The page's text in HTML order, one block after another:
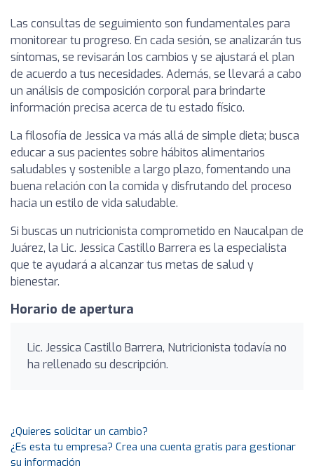
Las consultas de seguimiento son fundamentales para
monitorear tu progreso. En cada sesión, se analizarán tus
síntomas, se revisarán los cambios y se ajustará el plan
de acuerdo a tus necesidades. Además, se llevará a cabo
un análisis de composición corporal para brindarte
información precisa acerca de tu estado físico.
La filosofía de Jessica va más allá de simple dieta; busca
educar a sus pacientes sobre hábitos alimentarios
saludables y sostenible a largo plazo, fomentando una
buena relación con la comida y disfrutando del proceso
hacia un estilo de vida saludable.
Si buscas un nutricionista comprometido en Naucalpan de
Juárez, la Lic. Jessica Castillo Barrera es la especialista
que te ayudará a alcanzar tus metas de salud y
bienestar.
Horario de apertura
Lic. Jessica Castillo Barrera, Nutricionista todavía no
ha rellenado su descripción.
¿Quieres solicitar un cambio?
¿Es esta tu empresa? Crea una cuenta gratis para gestionar
su información